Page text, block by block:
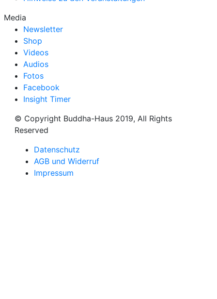
Media
Newsletter
Shop
Videos
Audios
Fotos
Facebook
Insight Timer
© Copyright Buddha-Haus 2019, All Rights
Reserved
Datenschutz
AGB und Widerruf
Impressum